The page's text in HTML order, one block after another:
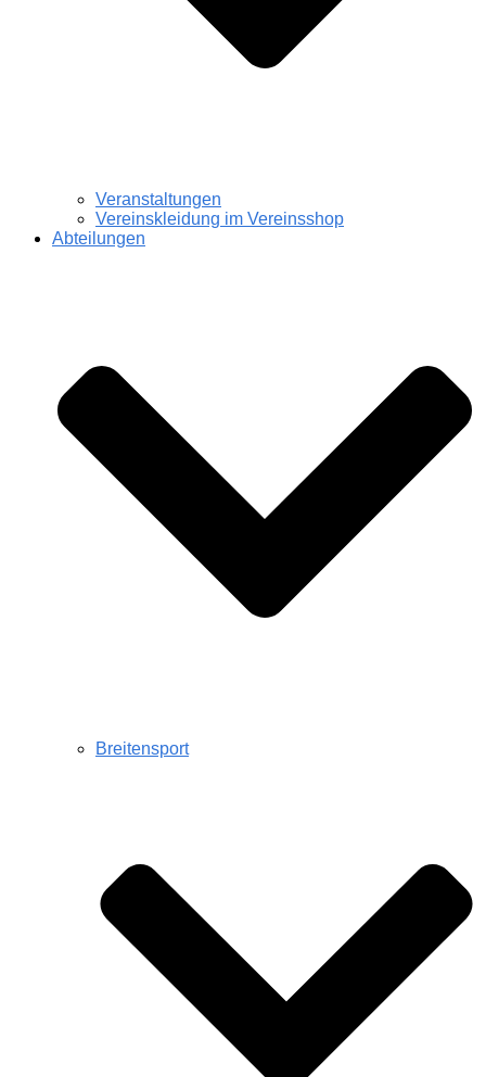
Veranstaltungen
Vereinskleidung im Vereinsshop
Abteilungen
Breitensport